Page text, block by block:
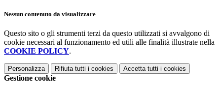
Nessun contenuto da visualizzare
Questo sito o gli strumenti terzi da questo utilizzati si avvalgono di
cookie necessari al funzionamento ed utili alle finalità illustrate nella
COOKIE POLICY.
Personalizza Rifiuta tutti i cookies Accetta tutti i cookies
Gestione cookie